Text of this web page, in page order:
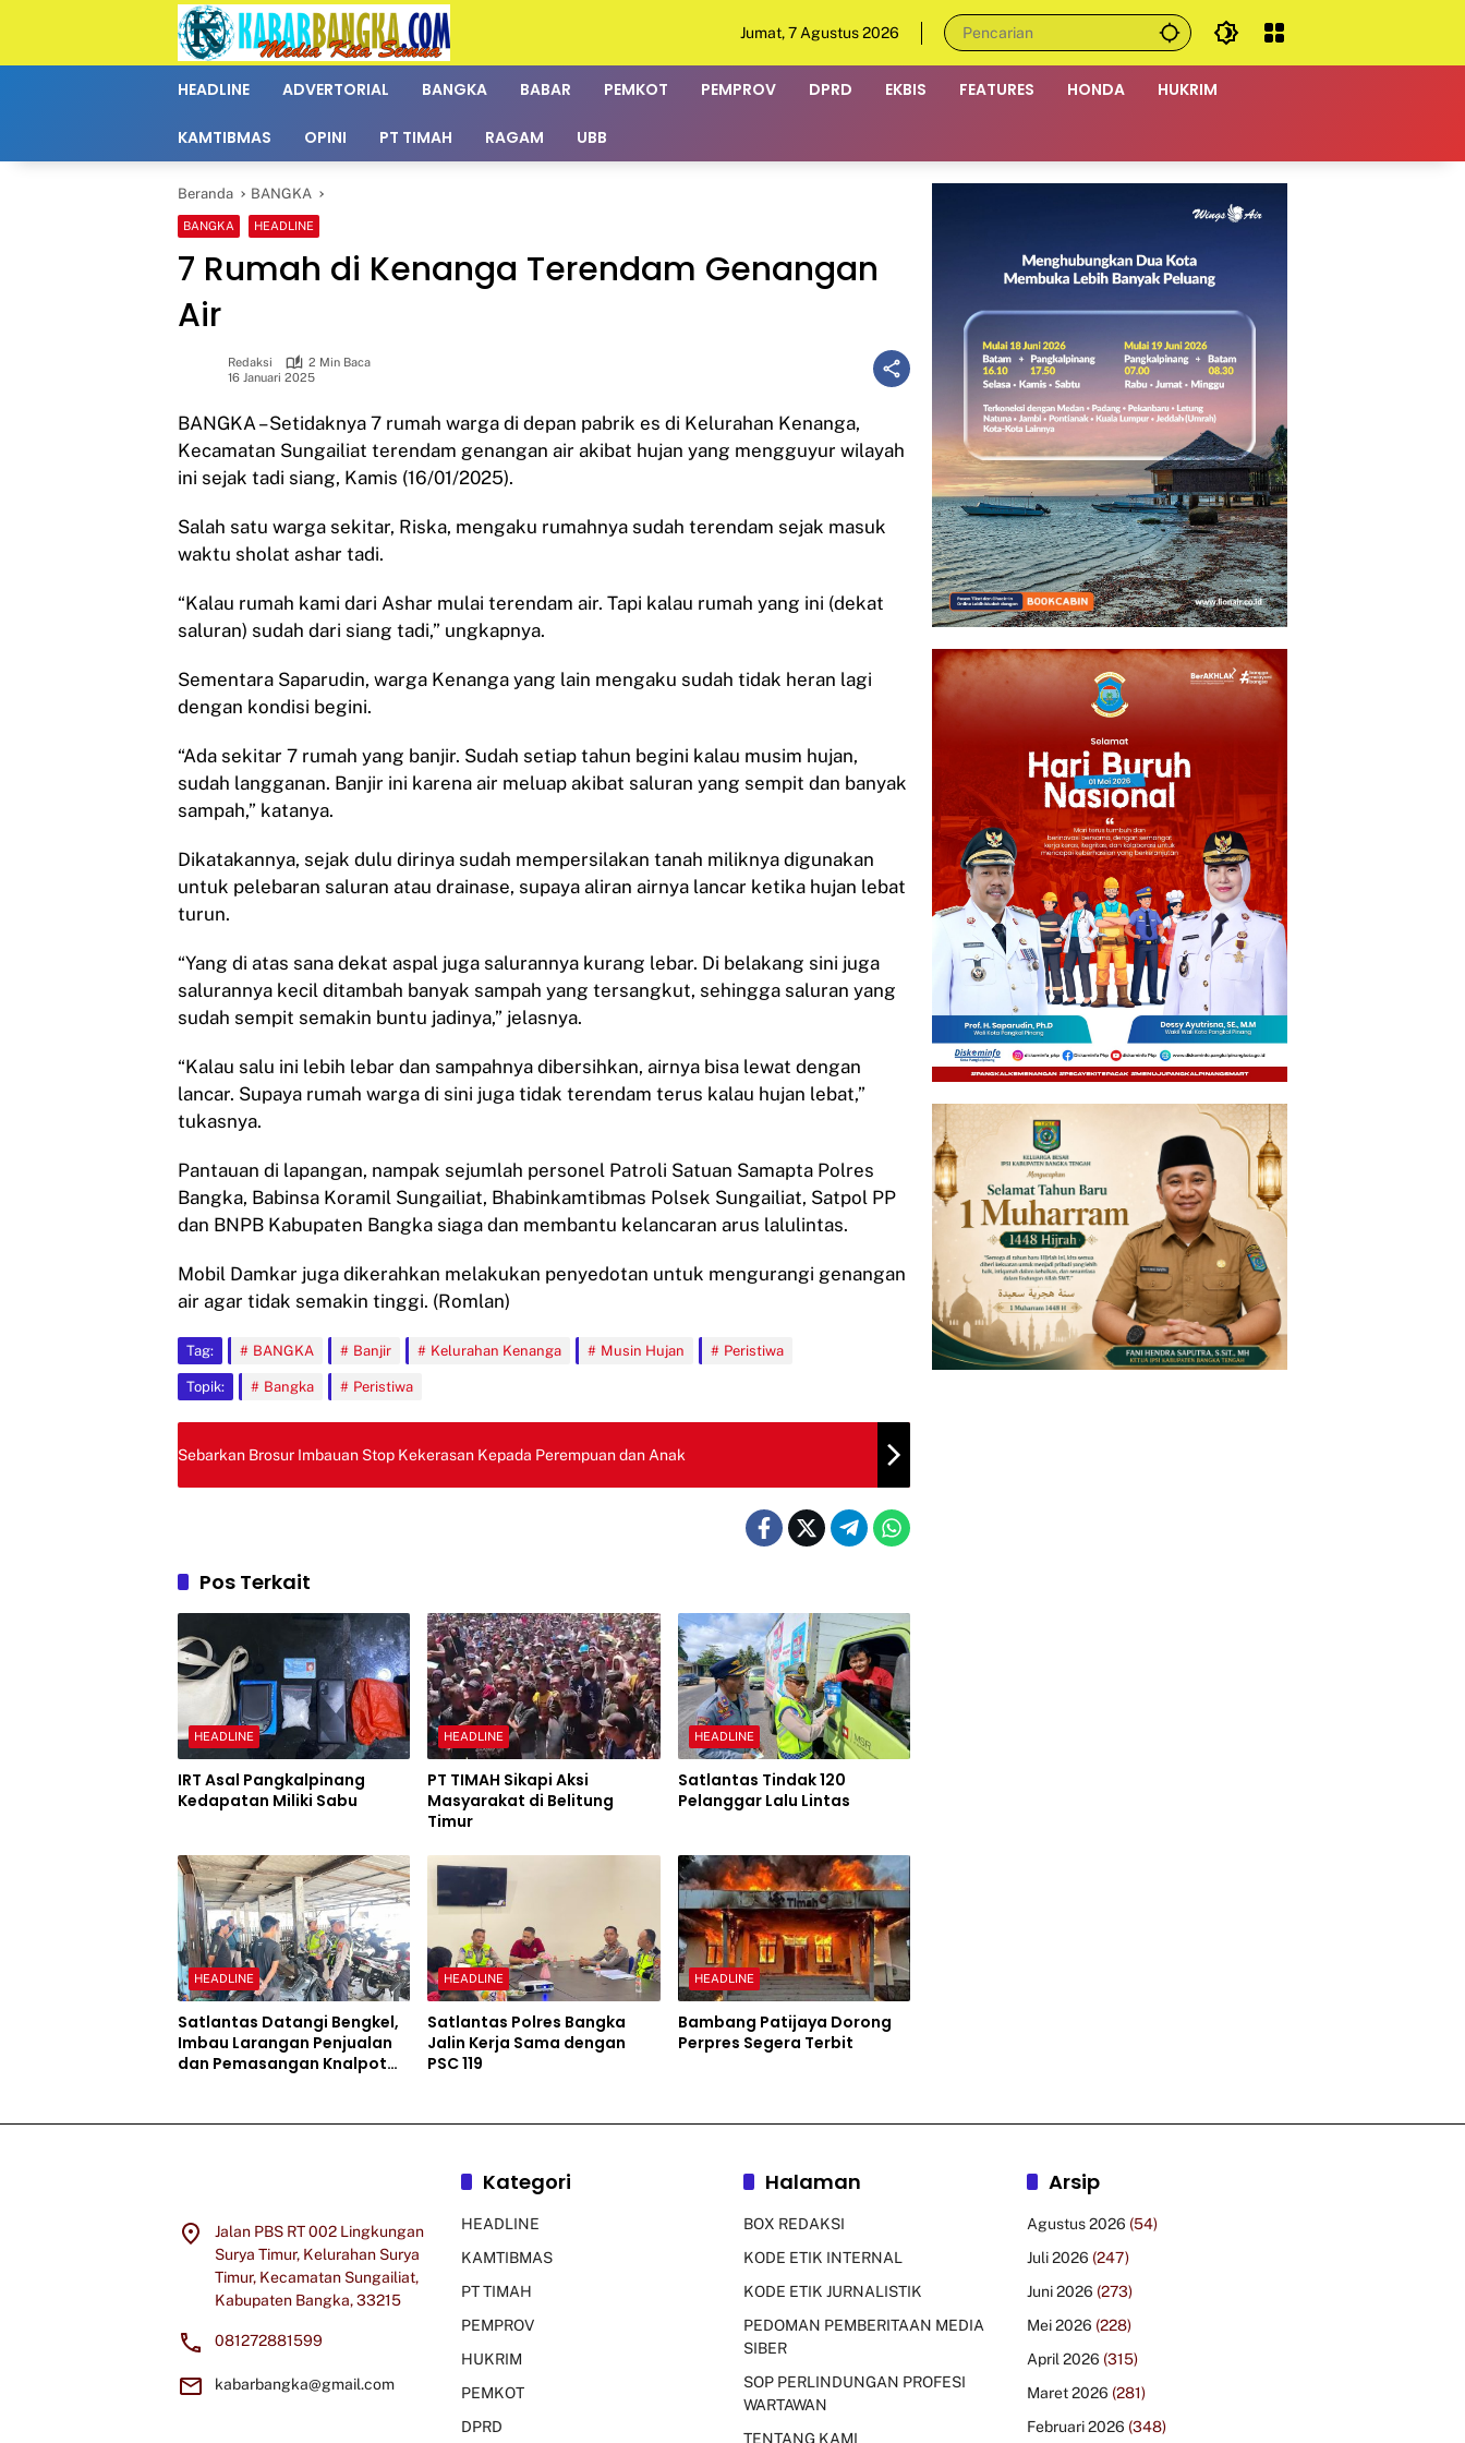
Jumat, 7 Agustus 2026
HEADLINE ADVERTORIAL BANGKA BABAR PEMKOT PEMPROV DPRD EKBIS FEATURES HONDA HUKRIM
KAMTIBMAS OPINI PT TIMAH RAGAM UBB
Beranda BANGKA
BANGKA HEADLINE
7 Rumah di Kenanga Terendam Genangan
Air
Redaksi
2 Min Baca
16 Januari 2025
BANGKA – Setidaknya 7 rumah warga di depan pabrik es di Kelurahan Kenanga,
Kecamatan Sungailiat terendam genangan air akibat hujan yang mengguyur wilayah
ini sejak tadi siang, Kamis (16/01/2025).
Salah satu warga sekitar, Riska, mengaku rumahnya sudah terendam sejak masuk
waktu sholat ashar tadi.
“Kalau rumah kami dari Ashar mulai terendam air. Tapi kalau rumah yang ini (dekat
saluran) sudah dari siang tadi,” ungkapnya.
Sementara Saparudin, warga Kenanga yang lain mengaku sudah tidak heran lagi
dengan kondisi begini.
“Ada sekitar 7 rumah yang banjir. Sudah setiap tahun begini kalau musim hujan,
sudah langganan. Banjir ini karena air meluap akibat saluran yang sempit dan banyak
sampah,” katanya.
Dikatakannya, sejak dulu dirinya sudah mempersilakan tanah miliknya digunakan
untuk pelebaran saluran atau drainase, supaya aliran airnya lancar ketika hujan lebat
turun.
“Yang di atas sana dekat aspal juga salurannya kurang lebar. Di belakang sini juga
salurannya kecil ditambah banyak sampah yang tersangkut, sehingga saluran yang
sudah sempit semakin buntu jadinya,” jelasnya.
“Kalau salu ini lebih lebar dan sampahnya dibersihkan, airnya bisa lewat dengan
lancar. Supaya rumah warga di sini juga tidak terendam terus kalau hujan lebat,”
tukasnya.
Pantauan di lapangan, nampak sejumlah personel Patroli Satuan Samapta Polres
Bangka, Babinsa Koramil Sungailiat, Bhabinkamtibmas Polsek Sungailiat, Satpol PP
dan BNPB Kabupaten Bangka siaga dan membantu kelancaran arus lalulintas.
Mobil Damkar juga dikerahkan melakukan penyedotan untuk mengurangi genangan
air agar tidak semakin tinggi. (Romlan)
Tag: BANGKA Banjir Kelurahan Kenanga Musin Hujan Peristiwa
Topik: Bangka Peristiwa
Sebarkan Brosur Imbauan Stop Kekerasan Kepada Perempuan dan Anak
Pos Terkait
HEADLINE
IRT Asal Pangkalpinang
Kedapatan Miliki Sabu
HEADLINE
PT TIMAH Sikapi Aksi
Masyarakat di Belitung
Timur
HEADLINE
Satlantas Tindak 120
Pelanggar Lalu Lintas
HEADLINE
Satlantas Datangi Bengkel,
Imbau Larangan Penjualan
dan Pemasangan Knalpot
HEADLINE
Satlantas Polres Bangka
Jalin Kerja Sama dengan
PSC 119
HEADLINE
Bambang Patijaya Dorong
Perpres Segera Terbit
Jalan PBS RT 002 Lingkungan
Surya Timur, Kelurahan Surya
Timur, Kecamatan Sungailiat,
Kabupaten Bangka, 33215
081272881599
kabarbangka@gmail.com
Kategori
HEADLINE
KAMTIBMAS
PT TIMAH
PEMPROV
HUKRIM
PEMKOT
DPRD
Halaman
BOX REDAKSI
KODE ETIK INTERNAL
KODE ETIK JURNALISTIK
PEDOMAN PEMBERITAAN MEDIA
SIBER
SOP PERLINDUNGAN PROFESI
WARTAWAN
TENTANG KAMI
Arsip
Agustus 2026 (54)
Juli 2026 (247)
Juni 2026 (273)
Mei 2026 (228)
April 2026 (315)
Maret 2026 (281)
Februari 2026 (348)